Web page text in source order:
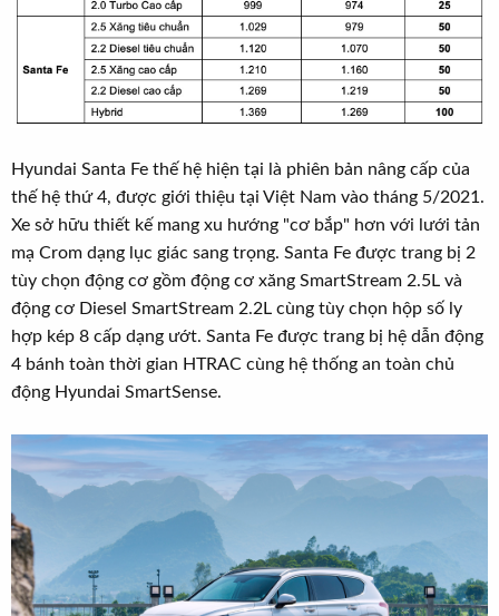
Hyundai Santa Fe thế hệ hiện tại là phiên bản nâng cấp của
thế hệ thứ 4, được giới thiệu tại Việt Nam vào tháng 5/2021.
Xe sở hữu thiết kế mang xu hướng "cơ bắp" hơn với lưới tản
mạ Crom dạng lục giác sang trọng. Santa Fe được trang bị 2
tùy chọn động cơ gồm động cơ xăng SmartStream 2.5L và
động cơ Diesel SmartStream 2.2L cùng tùy chọn hộp số ly
hợp kép 8 cấp dạng ướt. Santa Fe được trang bị hệ dẫn động
4 bánh toàn thời gian HTRAC cùng hệ thống an toàn chủ
động Hyundai SmartSense.